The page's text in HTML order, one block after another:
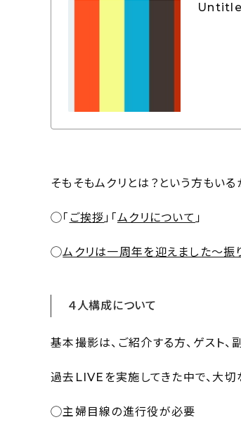
そもそもムクリとは？という方もいる
◯「 ご挨拶」「 ムクリについて 」
◯ムクリは一周年を迎えました〜
４人構成について
基本撮影は、ご紹介する方、ゲスト
過去LIVEを実施してきた中で、大切
◯主婦目線の進行役が必要